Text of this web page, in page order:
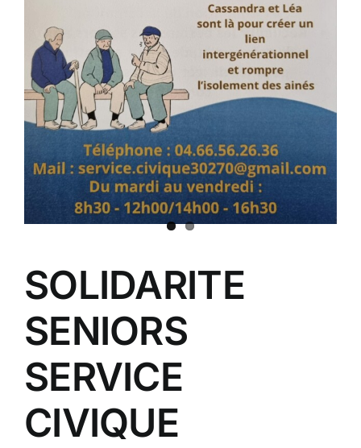
SOLIDARITE
SENIORS
SERVICE
CIVIQUE